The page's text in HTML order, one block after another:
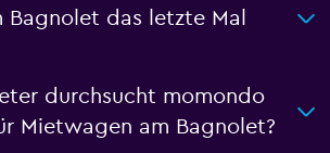
Bagnolet das letzte Mal
durchsucht momondo
Mietwagen am Bagnolet?